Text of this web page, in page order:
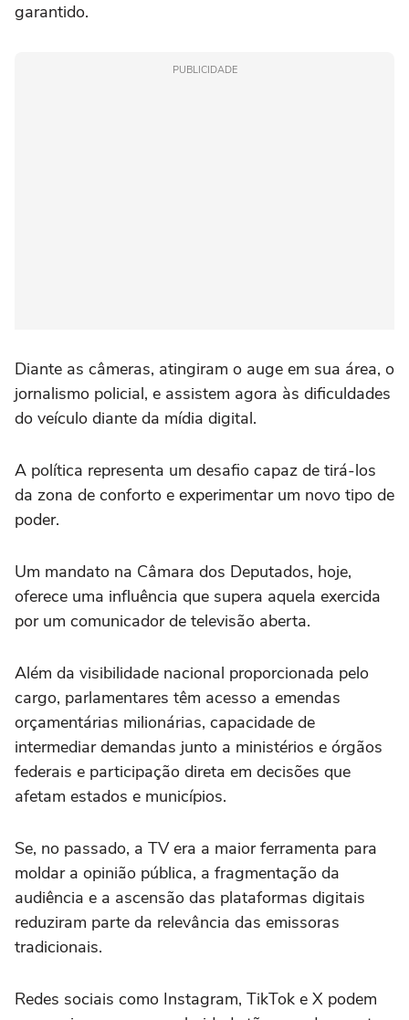
garantido.
PUBLICIDADE
Diante as câmeras, atingiram o auge em sua área, o
jornalismo policial, e assistem agora às dificuldades
do veículo diante da mídia digital.
A política representa um desafio capaz de tirá-los
da zona de conforto e experimentar um novo tipo de
poder.
Um mandato na Câmara dos Deputados, hoje,
oferece uma influência que supera aquela exercida
por um comunicador de televisão aberta.
Além da visibilidade nacional proporcionada pelo
cargo, parlamentares têm acesso a emendas
orçamentárias milionárias, capacidade de
intermediar demandas junto a ministérios e órgãos
federais e participação direta em decisões que
afetam estados e municípios.
Se, no passado, a TV era a maior ferramenta para
moldar a opinião pública, a fragmentação da
audiência e a ascensão das plataformas digitais
reduziram parte da relevância das emissoras
tradicionais.
Redes sociais como Instagram, TikTok e X podem